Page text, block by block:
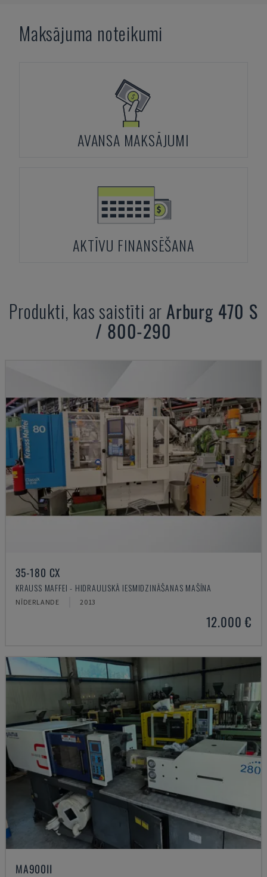
Maksājuma noteikumi
AVANSA MAKSĀJUMI
AKTĪVU FINANSĒŠANA
Produkti, kas saistīti arArburg 470 S
/ 800-290
35-180 CX
KRAUSS MAFFEI - HIDRAULISKĀ IESMIDZINĀŠANAS MAŠĪNA
NĪDERLANDE 2013
12.000 €
MA900ІІ